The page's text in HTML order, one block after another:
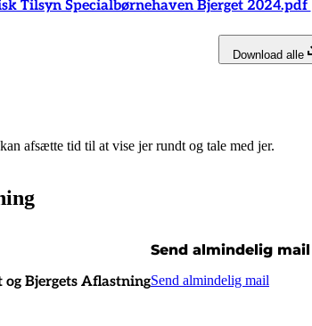
Tilsyn Specialbørnehaven Bjerget 2024.pdf
Download alle
afsætte tid til at vise jer rundt og tale med jer.
og Bjergets Aflastning
Send almindelig mail
Send almindelig mail